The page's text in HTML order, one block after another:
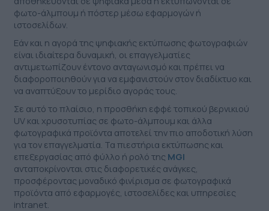
ΕΡΓΑΛΕΊΑ - ΑΞΕΣΟΥΆΡ
ΒΟΗΘΗΤΙΚΌΣ ΕΞΟΠΛΙΣΜΌΣ
ΚΑΤΑ ΠΑΡΑΓΓΕΛΊΑ
ΜΕΤΑΧΕΙΡΙΣΜΈΝΑ
ΕΤΙΚΈΤΑ - ΕΎΚΑΜΠΤΗ ΣΥΣΚΕΥΑΣΊΑ
ΤΕΧΝΙΚΆ ΣΧΈΔΙΑ
φωτο-άλμπουμ ή πόστερ μέσω εφαρμογών ή
ιστοσελίδων.
Εάν και η αγορά της ψηφιακής εκτύπωσης φωτογραφιών
είναι ιδιαίτερα δυναμική, οι επαγγελματίες
αντιμετωπίζουν έντονο ανταγωνισμό και πρέπει να
διαφοροποιηθούν για να εμφανιστούν στον διαδίκτυο και
να αναπτύξουν το μερίδιο αγοράς τους.
Σε αυτό το πλαίσιο, η προσθήκη εφφέ τοπικού βερνικιού
UV και χρυσοτυπίας σε φωτο-άλμπουμ και άλλα
φωτογραφικά προϊόντα αποτελεί την πιο αποδοτική λύση
για τον επαγγελματία. Τα πιεστήρια εκτύπωσης και
επεξεργασίας από φύλλο ή ρολό της MGI
ανταποκρίνονται στις διαφορετικές ανάγκες,
προσφέροντας μοναδικό φινίρισμα σε φωτογραφικά
προϊόντα από εφαρμογές, ιστοσελίδες και υπηρεσίες
intranet.